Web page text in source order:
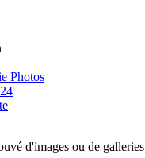
Photos
d'images ou de galleries